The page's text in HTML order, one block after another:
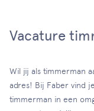
Vacature
Wil jij als timmerman
adres! Bij Faber vind
timmerman in een